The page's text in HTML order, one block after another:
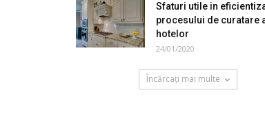
Sfaturi utile in
procesului de curatare
hotelor
24/01/2020
Încărcați mai multe